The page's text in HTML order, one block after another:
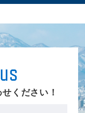
ください！